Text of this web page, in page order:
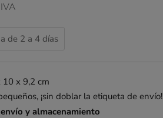
de 2 a 4 días
x 9,2 cm
¡sin doblar la etiqueta de envío!
y almacenamiento